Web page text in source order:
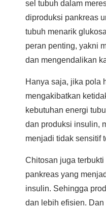
sel tubuh dalam
diproduksi pankreas
tubuh menarik
peran penting, yakni
dan mengendalikan
Hanya saja, jika pola
mengakibatkan
kebutuhan energi
dan produksi insulin,
menjadi tidak sensitif
Chitosan juga
pankreas yang
insulin. Sehingga
dan lebih efisien.